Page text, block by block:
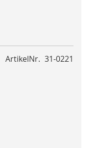
ArtikelNr. 31-0221